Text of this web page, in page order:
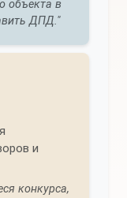
объекта в
ДПД."
и
конкурса,